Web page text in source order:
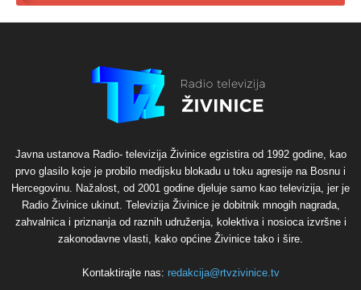
Javna ustanova Radio- televizija Živinice egzistira od 1992 godine, kao
prvo glasilo koje je probilo medijsku blokadu u toku agresije na Bosnu i
Hercegovinu. Nažalost, od 2001 godine djeluje samo kao televizija, jer je
Radio Živinice ukinut. Televizija Živinice je dobitnik mnogih nagrada,
zahvalnica i priznanja od raznih udruženja, kolektiva i nosioca izvršne i
zakonodavne vlasti, kako općine Živinice tako i šire.
Kontaktirajte nas: redakcija@rtvzivinice.tv